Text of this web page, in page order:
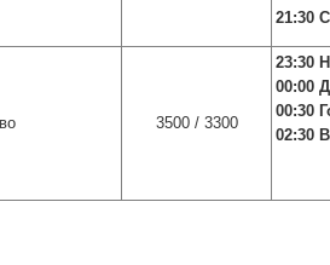
21:30
3500 / 3300
23:30
00:00
00:30
02:30